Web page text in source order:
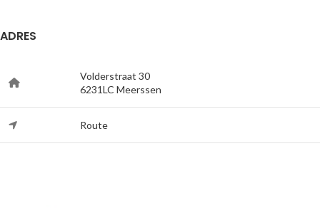
ADRES
Volderstraat 30
6231LC Meerssen
Route